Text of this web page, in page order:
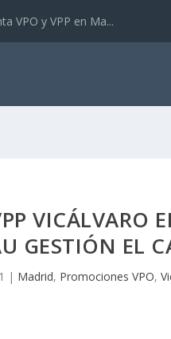
VPO y VPP en Ma...
VICÁLVARO
GESTIÓN EL
| Madrid, Promociones VPO,